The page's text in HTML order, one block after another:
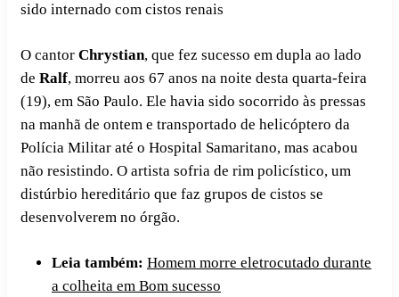
sido internado com cistos renais
O cantor Chrystian, que fez sucesso em dupla ao lado
de Ralf, morreu aos 67 anos na noite desta quarta-feira
(19), em São Paulo. Ele havia sido socorrido às pressas
na manhã de ontem e transportado de helicóptero da
Polícia Militar até o Hospital Samaritano, mas acabou
não resistindo. O artista sofria de rim policístico, um
distúrbio hereditário que faz grupos de cistos se
desenvolverem no órgão.
Leia também: Homem morre eletrocutado durante
a colheita em Bom sucesso